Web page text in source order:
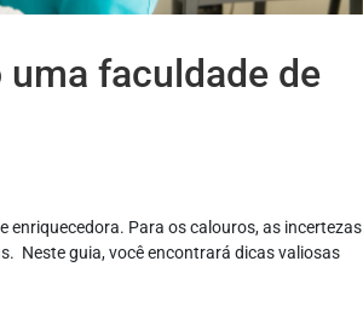
faculdade de
Para os calouros, as incertezas
Neste guia, você encontrará dicas valiosas